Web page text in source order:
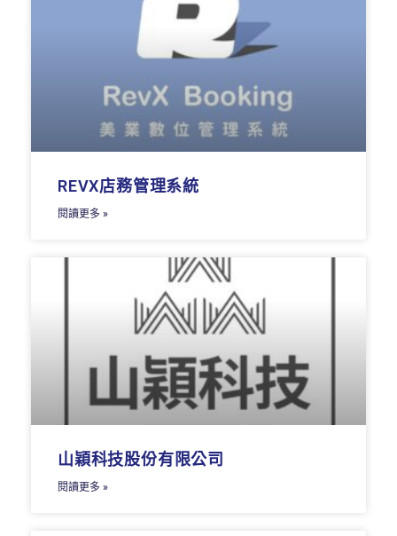
REVX店務管理系統
閱讀更多 »
山穎科技股份有限公司
閱讀更多 »